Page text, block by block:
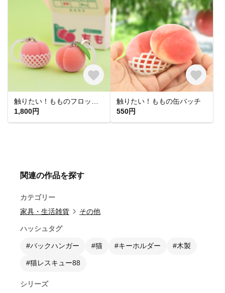
1,800円
触りたい！ももの缶バッチ
550円
関連の作品を探す
カテゴリー
家具・生活雑貨
その他
ハッシュタグ
#バックハンガー #猫 #キーホルダー #木製
#猫レスキュー88
シリーズ